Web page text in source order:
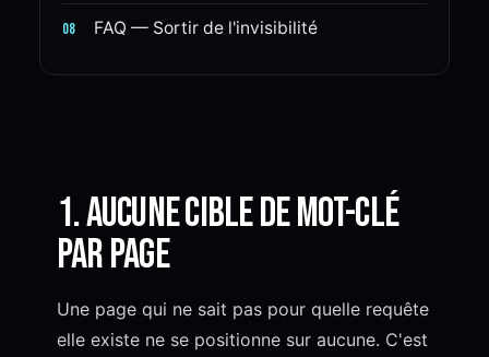
08 FAQ — Sortir de l'invisibilité
1. Aucune cible de mot-clé
par page
Une page qui ne sait pas pour quelle requête
elle existe ne se positionne sur aucune. C'est